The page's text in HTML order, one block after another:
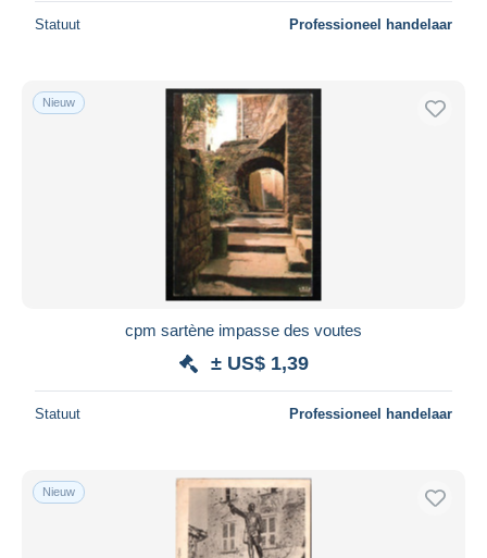
Statuut Professioneel handelaar
Nieuw
cpm sartène impasse des voutes
± US$ 1,39
Statuut Professioneel handelaar
Nieuw